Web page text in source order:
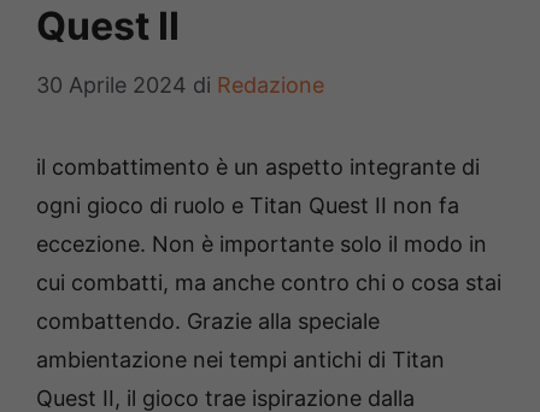
Quest II
30 Aprile 2024 di Redazione
il combattimento è un aspetto integrante di
ogni gioco di ruolo e Titan Quest II non fa
eccezione. Non è importante solo il modo in
cui combatti, ma anche contro chi o cosa stai
combattendo. Grazie alla speciale
ambientazione nei tempi antichi di Titan
Quest II, il gioco trae ispirazione dalla